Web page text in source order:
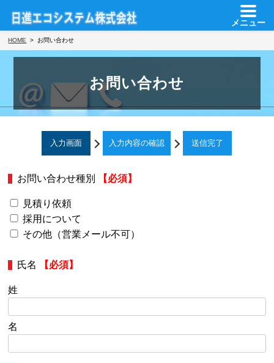
メニュー
HOME お問い合わせ
お問い合わせ
入力画面 入力内容の確認 送信完了
お問い合わせ種別 【必須】
見積り依頼
採用について
その他（営業メール不可）
氏名 【必須】
姓
名